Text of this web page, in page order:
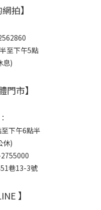
拍】
至下午5點
息)
門市】
下午6點半
休)
巷13-3號
】